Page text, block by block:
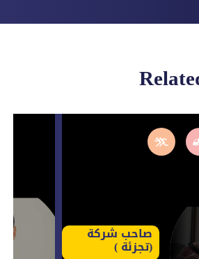
صاحب شركة
(تجزئة )